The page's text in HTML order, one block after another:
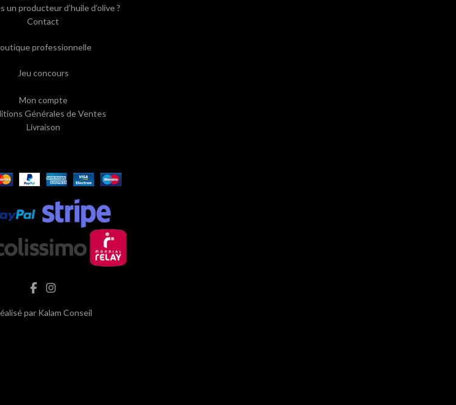
un producteur d’huile d’olive ?
Contact
professionnelle
Jeu concours
Mon compte
Générales de Ventes
Livraison
par Kalam Conseil